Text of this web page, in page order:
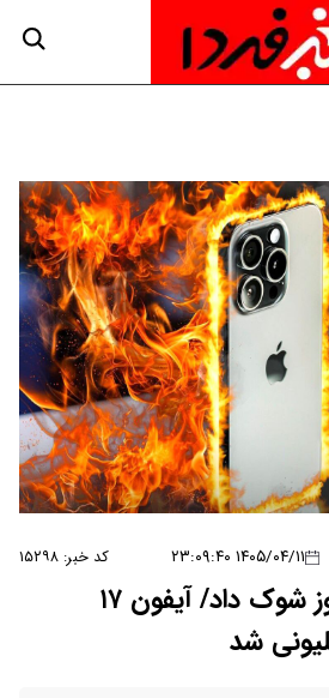
۱۴۰۵/۰۴/۱۱ ۲۳:۰۹:۴۰ کد خبر: ۱۵۲۹۸
قیمت موبایل امروز شوک داد/ آیفون ۱۷